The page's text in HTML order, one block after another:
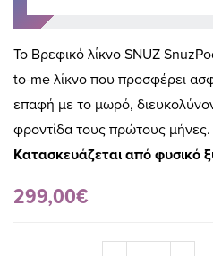
Το Βρεφικό λίκνο SNUZ
to-me λίκνο που προσφέρει
επαφή με το μωρό,
φροντίδα τους πρώτους μήνες.
Κατασκευάζεται από φυσικό
299,00€